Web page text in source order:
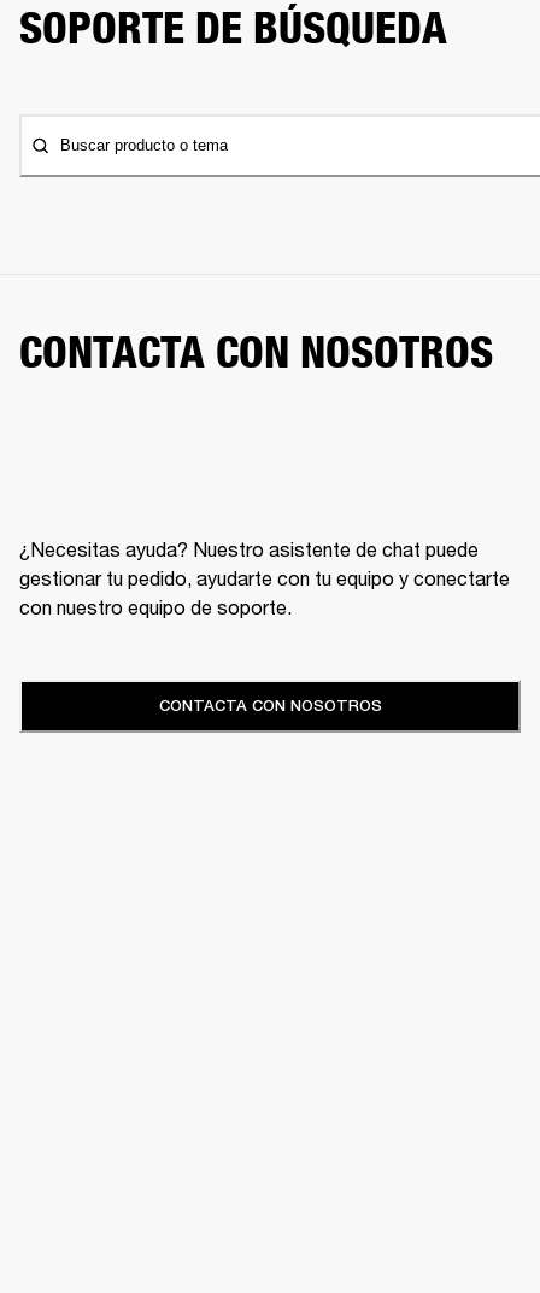
SOPORTE DE BÚSQUEDA
Buscar producto o tema
CONTACTA CON NOSOTROS
¿Necesitas ayuda? Nuestro asistente de chat puede
gestionar tu pedido, ayudarte con tu equipo y conectarte
con nuestro equipo de soporte.
CONTACTA CON NOSOTROS